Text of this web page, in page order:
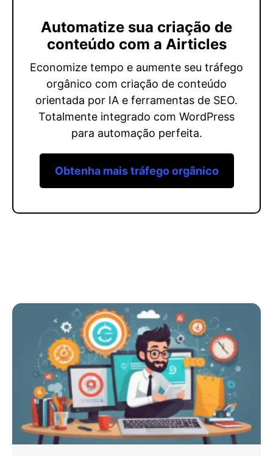
Automatize sua criação de
conteúdo com a Airticles
Economize tempo e aumente seu tráfego
orgânico com criação de conteúdo
orientada por IA e ferramentas de SEO.
Totalmente integrado com WordPress
para automação perfeita.
Obtenha mais tráfego orgânico